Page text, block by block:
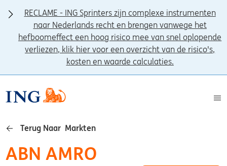
RECLAME - ING Sprinters zijn complexe instrumenten
naar Nederlands recht en brengen vanwege het
hefboomeffect een hoog risico mee van snel oplopende
verliezen, klik hier voor een overzicht van de risico's,
kosten en waarde calculaties.
Terug Naar Markten
ABN AMRO